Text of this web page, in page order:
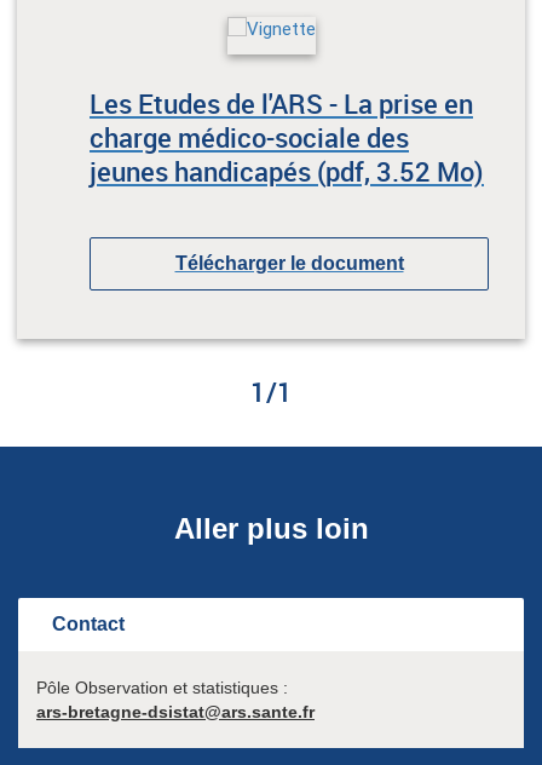
Les Etudes de l'ARS - La prise en
charge médico-sociale des
jeunes handicapés (pdf, 3.52 Mo)
Télécharger le document
1/1
Aller plus loin
Contact
Pôle Observation et statistiques :
ars-bretagne-dsistat@ars.sante.fr